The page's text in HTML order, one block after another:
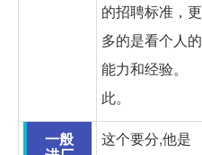
的招聘标准，更
多的是看个人的
能力和经验。
此。
一般
这个要分,他是